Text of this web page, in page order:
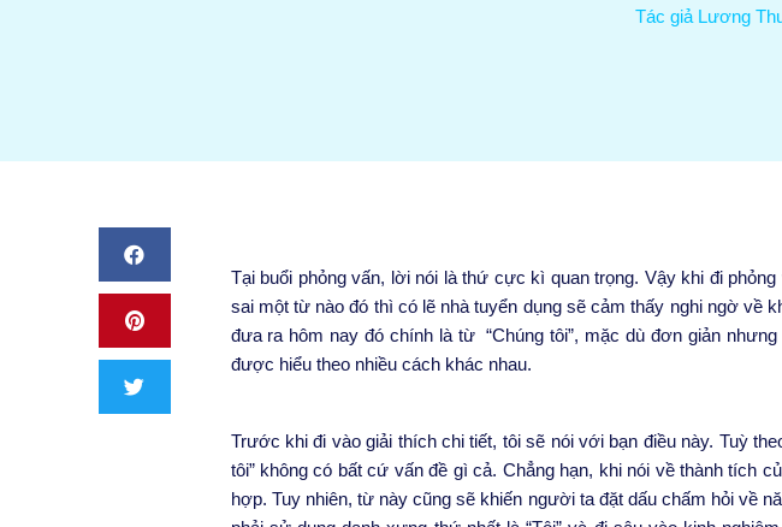
Tác giảLương
Tại buổi phỏng vấn, lời nói là thứ cực kì quan trọng. Vậy khi đi
sai một từ nào đó thì có lẽ nhà tuyển dụng sẽ cảm thấy nghi ngờ về
đưa ra hôm nay đó chính là từ “Chúng tôi”, mặc dù đơn giản
được hiểu theo nhiều cách khác nhau.
Trước khi đi vào giải thích chi tiết, tôi sẽ nói với bạn điều này. Tuỳ
tôi” không có bất cứ vấn đề gì cả. Chẳng hạn, khi nói về thành tích
hợp. Tuy nhiên, từ này cũng sẽ khiến người ta đặt dấu chấm hỏi về